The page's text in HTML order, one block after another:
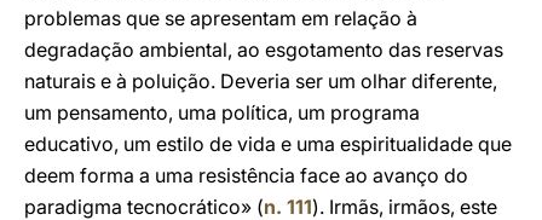
problemas que se apresentam em relação à
degradação ambiental, ao esgotamento das reservas
naturais e à poluição. Deveria ser um olhar diferente,
um pensamento, uma política, um programa
educativo, um estilo de vida e uma espiritualidade que
deem forma a uma resistência face ao avanço do
paradigma tecnocrático» (n. 111). Irmãs, irmãos, este